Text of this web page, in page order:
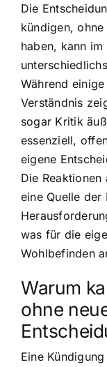
Die
kündigen,
haben, kann
Während
Verständnis
sogar Kritik
essenziell,
eigene
Die
eine Quelle der
was für die
Wohlbefinden
Warum
ohne
Eine